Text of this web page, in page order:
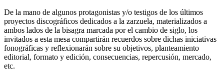
De la mano de algunos protagonistas y/o testigos de los últimos
proyectos discográficos dedicados a la zarzuela, materializados a
ambos lados de la bisagra marcada por el cambio de siglo, los
invitados a esta mesa compartirán recuerdos sobre dichas iniciativas
fonográficas y reflexionarán sobre su objetivos, planteamiento
editorial, formato y edición, consecuencias, repercusión, mercado,
etc.